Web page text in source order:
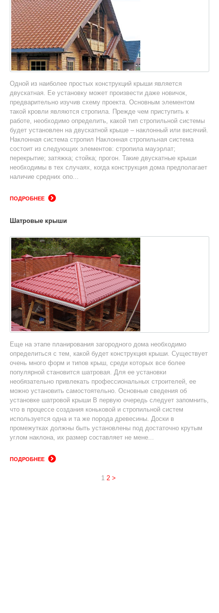
Одной из наиболее простых конструкций крыши является
двускатная. Ее установку может произвести даже новичок,
предварительно изучив схему проекта. Основным элементом
такой кровли являются стропила. Прежде чем приступить к
работе, необходимо определить, какой тип стропильной системы
будет установлен на двускатной крыше – наклонный или висячий.
Наклонная система стропил Наклонная стропильная система
состоит из следующих элементов: стропила мауэрлат;
перекрытие; затяжка; стойка; прогон. Такие двускатные крыши
необходимы в тех случаях, когда конструкция дома предполагает
наличие средних опо...
ПОДРОБНЕЕ
Шатровые крыши
Еще на этапе планирования загородного дома необходимо
определиться с тем, какой будет конструкция крыши. Существует
очень много форм и типов крыш, среди которых все более
популярной становится шатровая. Для ее установки
необязательно привлекать профессиональных строителей, ее
можно установить самостоятельно. Основные сведения об
установке шатровой крыши В первую очередь следует запомнить,
что в процессе создания коньковой и стропильной систем
используется одна и та же порода древесины. Доски в
промежутках должны быть установлены под достаточно крутым
углом наклона, их размер составляет не мене...
ПОДРОБНЕЕ
1 2 >